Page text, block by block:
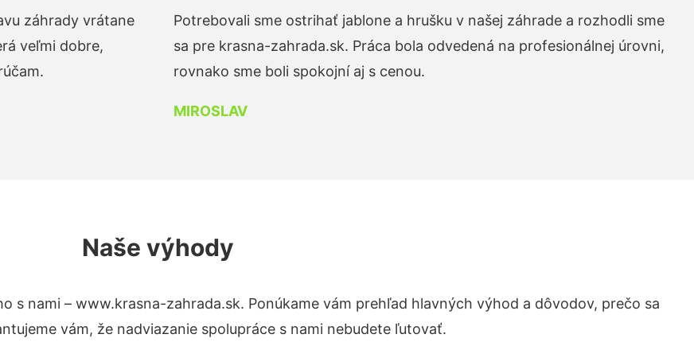
záhrady vrátane
veľmi dobre,
Potrebovali sme ostrihať jablone a hrušku v našej záhrade a rozhodli sme
sa pre krasna-zahrada.sk. Práca bola odvedená na profesionálnej úrovni,
rovnako sme boli spokojní aj s cenou.
MIROSLAV
Naše výhody
s nami – www.krasna-zahrada.sk. Ponúkame vám prehľad hlavných výhod a dôvodov, prečo sa
vám, že nadviazanie spolupráce s nami nebudete ľutovať.